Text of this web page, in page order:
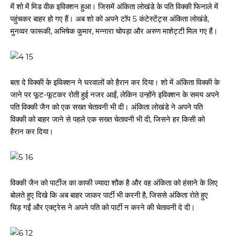
में शो में मिड वीक इविक्शन हुआ। जिसमें अंकिता लोखंडे के ​पति विक्की फिनाले में
पहुंचकर बाहर हो गए हैं। अब शो को अपने टॉप 5 कंटेस्टेंट्स अंकिता लोखंडे,
मुनव्वर फारूकी, अभिषेक कुमार, मन्नारा चोपड़ा और अरुण माशेट्टी मिल गए हैं।
बता दे विक्की के इविक्शन ने घरवालों को हैरान कर दिया। शो में अंकिता विक्की के
जाने पर फूट-फूटकर रोती हुई नजर आईं, लेकिन उन्होंने इविक्शन के समय अपने
पति विक्की जैन को एक सख्त चेतावनी भी दी। अंकिता लोखंडे ने अपने पति
विक्की को बाहर जाने से पहले एक सख्त चेतावनी भी दी, जिसने हर किसी को
हैरान कर दिया।
विक्की जैन को पार्टीज का काफी ज्यादा शौक है और वह अंकिता को हंसाने के लिए
बोलते हुए दिखे कि अब बाहर जाकर पार्टी भी करनी है, जिससे अंकिता रोते हुए
चिड़ गईं और एक्ट्रेस ने अपने पति को पार्टी न करने की चेतावनी दे दी।